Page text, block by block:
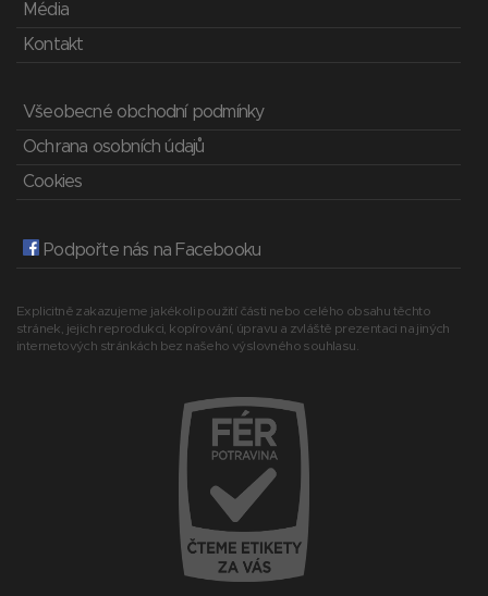
Média
Kontakt
Všeobecné obchodní podmínky
Ochrana osobních údajů
Cookies
Podpořte nás na Facebooku
Explicitně zakazujeme jakékoli použití části nebo celého obsahu těchto
stránek, jejich reprodukci, kopírování, úpravu a zvláště prezentaci na jiných
internetových stránkách bez našeho výslovného souhlasu.